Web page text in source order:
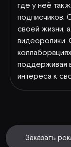
где у неё
подписчиков.
своей жизни,
видеоролики.
поддерживая
интереса к
Заказать